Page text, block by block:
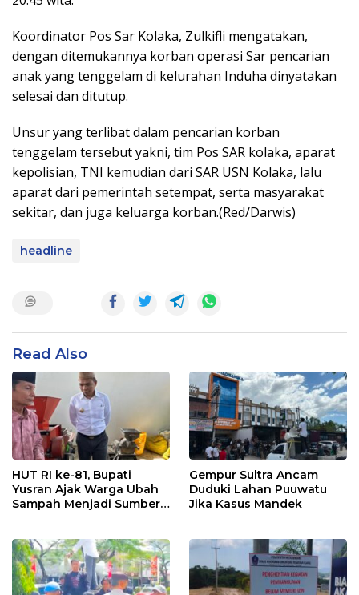
Koordinator Pos Sar Kolaka, Zulkifli mengatakan,
dengan ditemukannya korban operasi Sar pencarian
anak yang tenggelam di kelurahan Induha dinyatakan
selesai dan ditutup.
Unsur yang terlibat dalam pencarian korban
tenggelam tersebut yakni, tim Pos SAR kolaka, aparat
kepolisian, TNI kemudian dari SAR USN Kolaka, lalu
aparat dari pemerintah setempat, serta masyarakat
sekitar, dan juga keluarga korban.(Red/Darwis)
headline
Read Also
HUT RI ke-81, Bupati
Yusran Ajak Warga Ubah
Sampah Menjadi Sumber
Gempur Sultra Ancam
Duduki Lahan Puuwatu
Jika Kasus Mandek